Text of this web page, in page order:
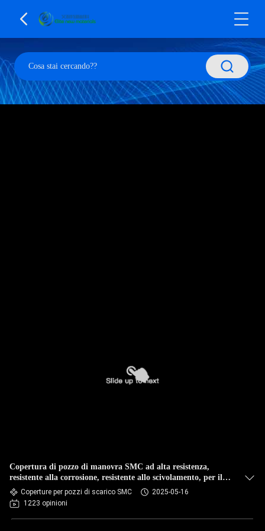
Copertura di pozzo di manovra SMC ad alta resistenza,
resistente alla corrosione, resistente allo scivolamento, per il
sistema di drenaggio comunale 690 mm
Coperture per pozzi di scarico SMC
2025-05-16
1223 opinioni